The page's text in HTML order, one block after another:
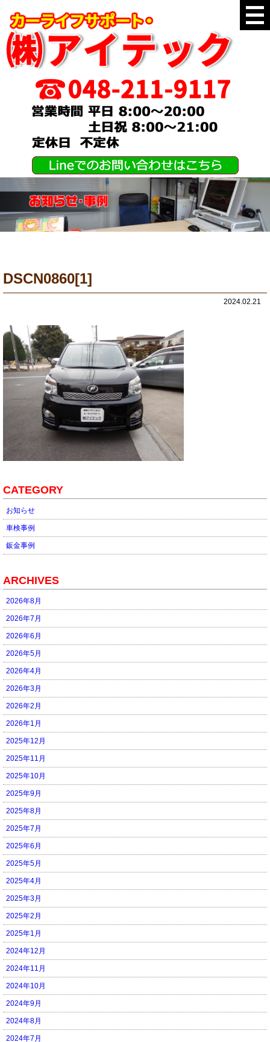
DSCN0860[1]
2024.02.21
CATEGORY
お知らせ
車検事例
鈑金事例
ARCHIVES
2026年8月
2026年7月
2026年6月
2026年5月
2026年4月
2026年3月
2026年2月
2026年1月
2025年12月
2025年11月
2025年10月
2025年9月
2025年8月
2025年7月
2025年6月
2025年5月
2025年4月
2025年3月
2025年2月
2025年1月
2024年12月
2024年11月
2024年10月
2024年9月
2024年8月
2024年7月